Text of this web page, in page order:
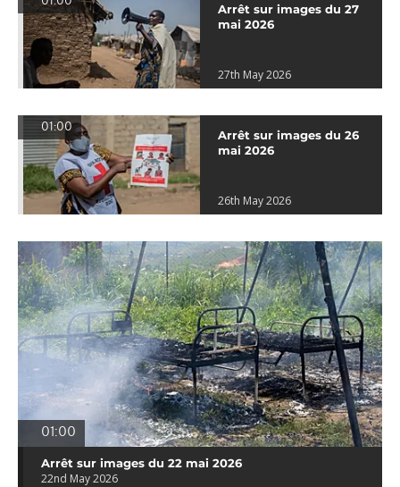
Arrêt sur images du 27
mai 2026
27th May 2026
01:00
Arrêt sur images du 26
mai 2026
26th May 2026
01:00
Arrêt sur images du 22 mai 2026
22nd May 2026